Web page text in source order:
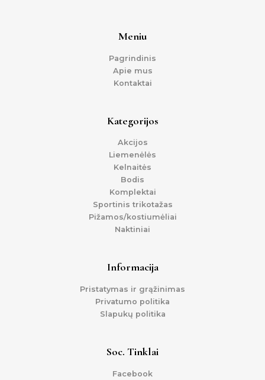
Meniu
Pagrindinis
Apie mus
Kontaktai
Kategorijos
Akcijos
Liemenėlės
Kelnaitės
Bodis
Komplektai
Sportinis trikotažas
Pižamos/kostiumėliai
Naktiniai
Informacija
Pristatymas ir grąžinimas
Privatumo politika
Slapukų politika
Soc. Tinklai
Facebook